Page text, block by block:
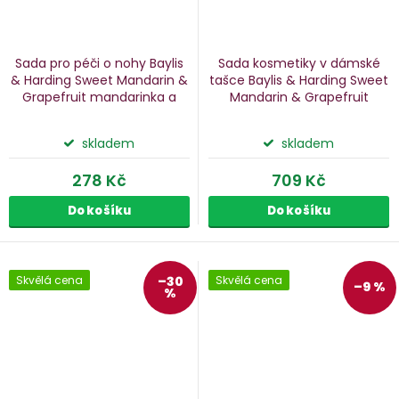
Sada pro péči o nohy Baylis
& Harding Sweet Mandarin &
Grapefruit mandarinka a
skladem
278 Kč
Do košíku
Sada kosmetiky v dámské
tašce Baylis & Harding Sweet
Mandarin & Grapefruit
skladem
709 Kč
Do košíku
Skvělá cena –30
%
Skvělá cena –9 %